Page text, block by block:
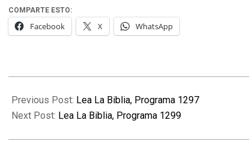
COMPARTE ESTO:
Facebook X WhatsApp
02-
15
Previous Post: Lea La Biblia, Programa 1297
Next Post: Lea La Biblia, Programa 1299